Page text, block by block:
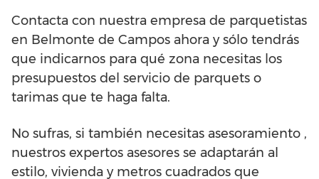
Contacta con nuestra empresa de parquetistas
en Belmonte de Campos ahora y sólo tendrás
que indicarnos para qué zona necesitas los
presupuestos del servicio de parquets o
tarimas que te haga falta.
No sufras, si también necesitas asesoramiento ,
nuestros expertos asesores se adaptarán al
estilo, vivienda y metros cuadrados que